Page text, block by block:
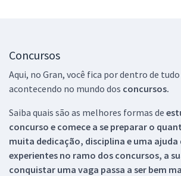
Concursos
Aqui, no Gran, você fica por dentro de
acontecendo no mundo dos concursos.
Saiba quais são as melhores formas de
concurso e comece a se preparar o
muita dedicação, disciplina e uma
experientes no ramo dos concursos, a
conquistar uma vaga passa a ser bem